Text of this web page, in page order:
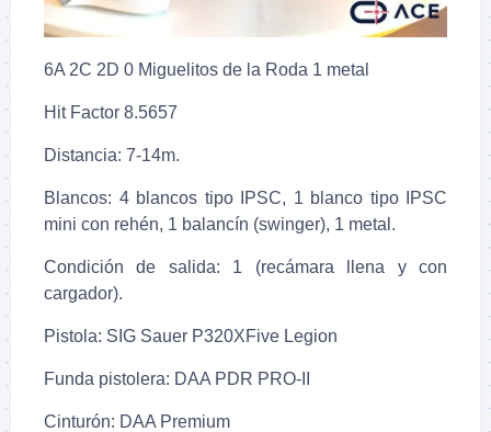
6A 2C 2D 0 Miguelitos de la Roda 1 metal
Hit Factor 8.5657
Distancia: 7-14m.
Blancos: 4 blancos tipo IPSC, 1 blanco tipo IPSC
mini con rehén, 1 balancín (swinger), 1 metal.
Condición de salida: 1 (recámara llena y con
cargador).
Pistola: SIG Sauer P320XFive Legion
Funda pistolera: DAA PDR PRO-II
Cinturón: DAA Premium